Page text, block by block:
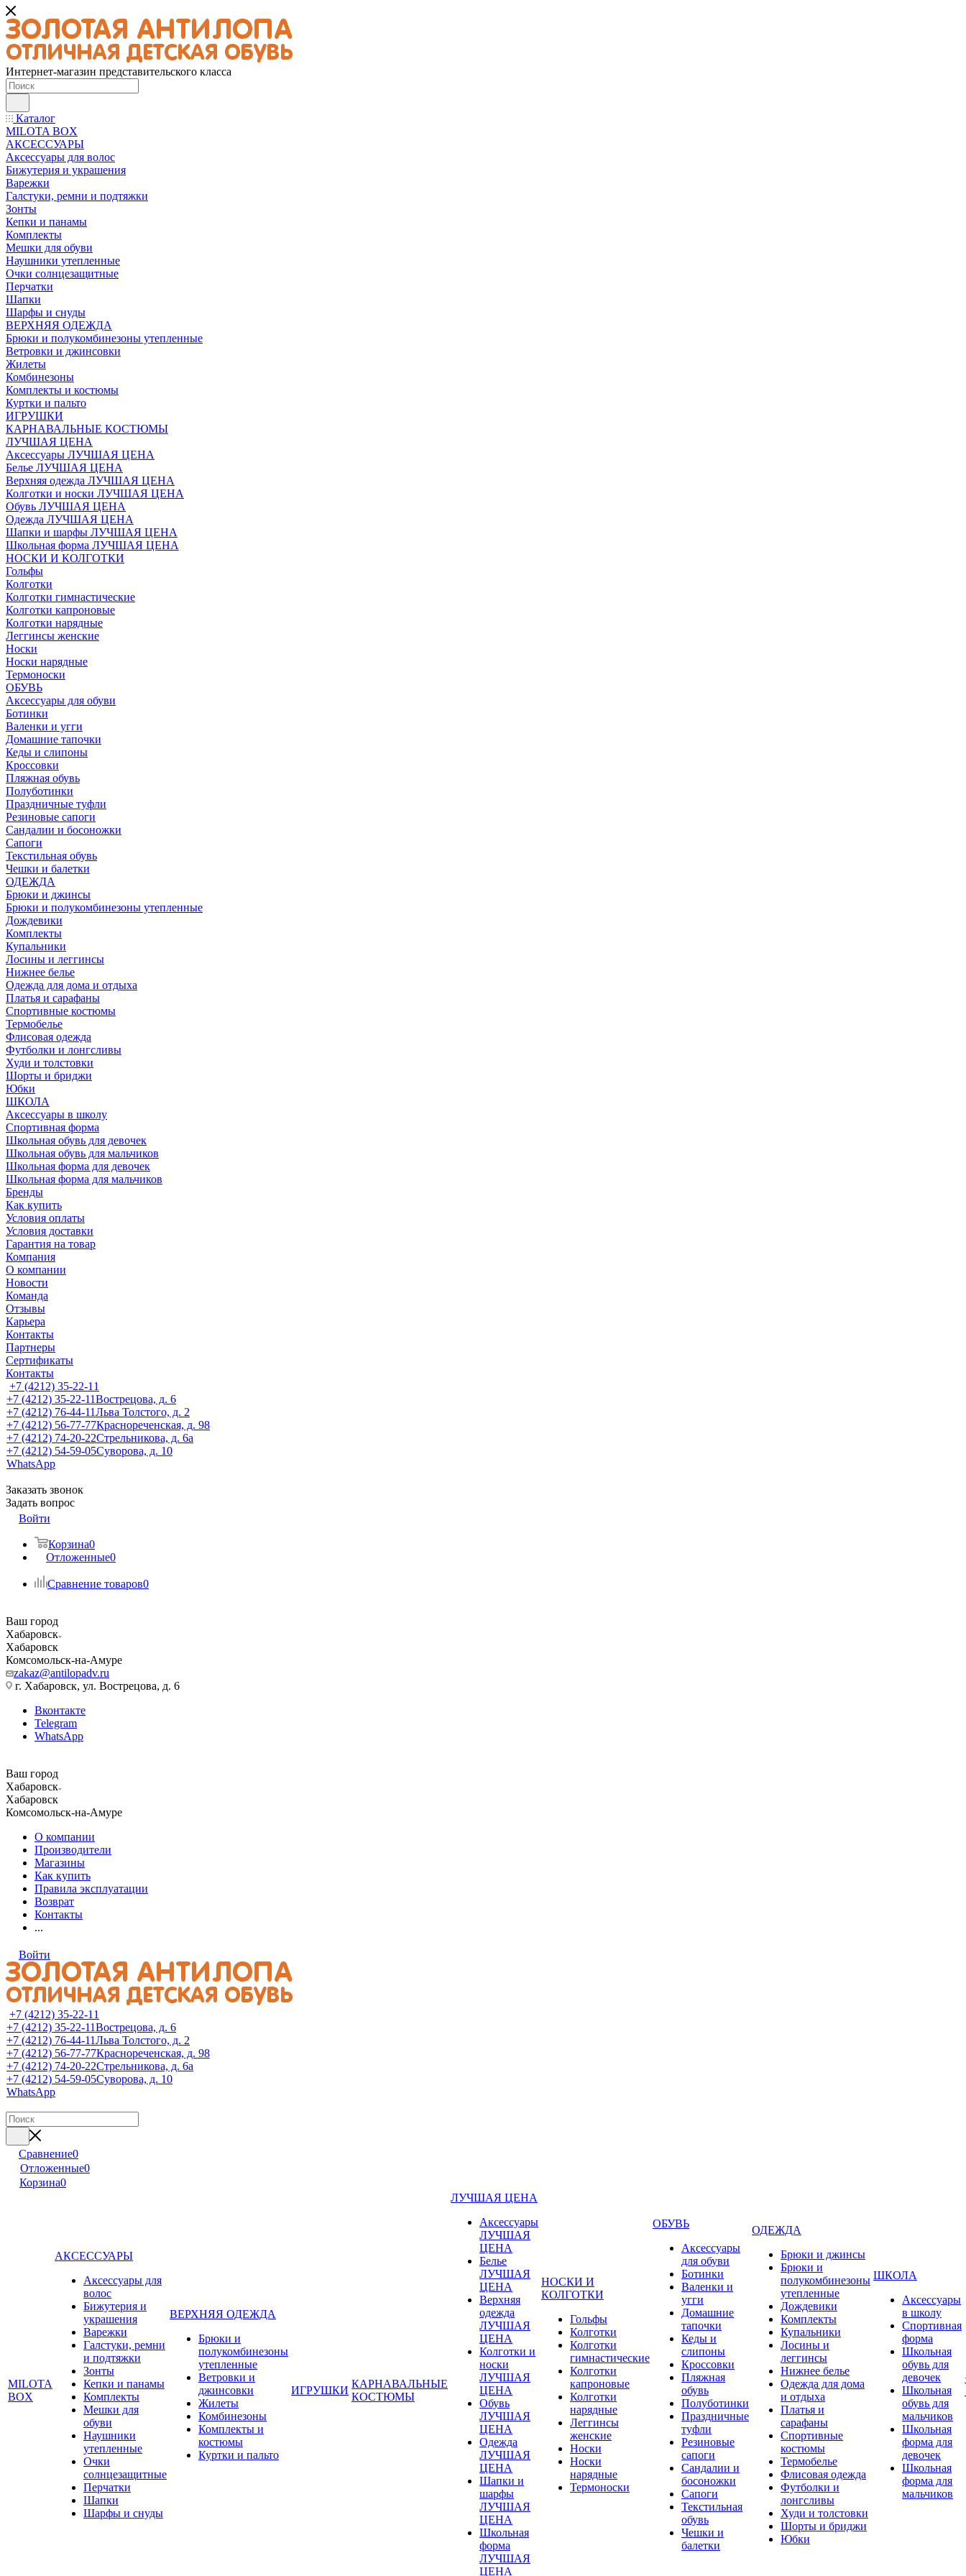
Интернет-магазин представительского класса
Каталог
MILOTA BOX
АКСЕССУАРЫ
Аксессуары для волос
Бижутерия и украшения
Варежки
Галстуки, ремни и подтяжки
Зонты
Кепки и панамы
Комплекты
Мешки для обуви
Наушники утепленные
Очки солнцезащитные
Перчатки
Шапки
Шарфы и снуды
ВЕРХНЯЯ ОДЕЖДА
Брюки и полукомбинезоны утепленные
Ветровки и джинсовки
Жилеты
Комбинезоны
Комплекты и костюмы
Куртки и пальто
ИГРУШКИ
КАРНАВАЛЬНЫЕ КОСТЮМЫ
ЛУЧШАЯ ЦЕНА
Аксессуары ЛУЧШАЯ ЦЕНА
Белье ЛУЧШАЯ ЦЕНА
Верхняя одежда ЛУЧШАЯ ЦЕНА
Колготки и носки ЛУЧШАЯ ЦЕНА
Обувь ЛУЧШАЯ ЦЕНА
Одежда ЛУЧШАЯ ЦЕНА
Шапки и шарфы ЛУЧШАЯ ЦЕНА
Школьная форма ЛУЧШАЯ ЦЕНА
НОСКИ И КОЛГОТКИ
Гольфы
Колготки
Колготки гимнастические
Колготки капроновые
Колготки нарядные
Леггинсы женские
Носки
Носки нарядные
Термоноски
ОБУВЬ
Аксессуары для обуви
Ботинки
Валенки и угги
Домашние тапочки
Кеды и слипоны
Кроссовки
Пляжная обувь
Полуботинки
Праздничные туфли
Резиновые сапоги
Сандалии и босоножки
Сапоги
Текстильная обувь
Чешки и балетки
ОДЕЖДА
Брюки и джинсы
Брюки и полукомбинезоны утепленные
Дождевики
Комплекты
Купальники
Лосины и леггинсы
Нижнее белье
Одежда для дома и отдыха
Платья и сарафаны
Спортивные костюмы
Термобелье
Флисовая одежда
Футболки и лонгсливы
Худи и толстовки
Шорты и бриджи
Юбки
ШКОЛА
Аксессуары в школу
Спортивная форма
Школьная обувь для девочек
Школьная обувь для мальчиков
Школьная форма для девочек
Школьная форма для мальчиков
Бренды
Как купить
Условия оплаты
Условия доставки
Гарантия на товар
Компания
О компании
Новости
Команда
Отзывы
Карьера
Контакты
Партнеры
Сертификаты
Контакты
+7 (4212) 35-22-11
+7 (4212) 35-22-11Вострецова, д. 6
+7 (4212) 76-44-11Льва Толстого, д. 2
+7 (4212) 56-77-77Краснореченская, д. 98
+7 (4212) 74-20-22Стрельникова, д. 6а
+7 (4212) 54-59-05Суворова, д. 10
WhatsApp
Заказать звонок
Задать вопрос
Войти
Корзина0
Отложенные0
Сравнение товаров0
Ваш город
Хабаровск
Хабаровск
Комсомольск-на-Амуре
zakaz@antilopadv.ru
г. Хабаровск, ул. Вострецова, д. 6
Вконтакте
Telegram
WhatsApp
Ваш город
Хабаровск
Хабаровск
Комсомольск-на-Амуре
О компании
Производители
Магазины
Как купить
Правила эксплуатации
Возврат
Контакты
...
Войти
+7 (4212) 35-22-11
+7 (4212) 35-22-11Вострецова, д. 6
+7 (4212) 76-44-11Льва Толстого, д. 2
+7 (4212) 56-77-77Краснореченская, д. 98
+7 (4212) 74-20-22Стрельникова, д. 6а
+7 (4212) 54-59-05Суворова, д. 10
WhatsApp
Сравнение0
Отложенные0
Корзина0
MILOTA
BOX
АКСЕССУАРЫ
Аксессуары для
волос
Бижутерия и
украшения
Варежки
Галстуки, ремни
и подтяжки
Зонты
Кепки и панамы
Комплекты
Мешки для
обуви
Наушники
утепленные
Очки
солнцезащитные
Перчатки
Шапки
Шарфы и снуды
ВЕРХНЯЯ ОДЕЖДА
Брюки и
полукомбинезоны
утепленные
Ветровки и
джинсовки
Жилеты
Комбинезоны
Комплекты и
костюмы
Куртки и пальто
ИГРУШКИ
КАРНАВАЛЬНЫЕ
КОСТЮМЫ
ЛУЧШАЯ ЦЕНА
Аксессуары
ЛУЧШАЯ
ЦЕНА
Белье
ЛУЧШАЯ
ЦЕНА
Верхняя
одежда
ЛУЧШАЯ
ЦЕНА
Колготки и
носки
ЛУЧШАЯ
ЦЕНА
Обувь
ЛУЧШАЯ
ЦЕНА
Одежда
ЛУЧШАЯ
ЦЕНА
Шапки и
шарфы
ЛУЧШАЯ
ЦЕНА
Школьная
форма
ЛУЧШАЯ
ЦЕНА
НОСКИ И
КОЛГОТКИ
Гольфы
Колготки
Колготки
гимнастические
Колготки
капроновые
Колготки
нарядные
Леггинсы
женские
Носки
Носки
нарядные
Термоноски
ОБУВЬ
Аксессуары
для обуви
Ботинки
Валенки и
угги
Домашние
тапочки
Кеды и
слипоны
Кроссовки
Пляжная
обувь
Полуботинки
Праздничные
туфли
Резиновые
сапоги
Сандалии и
босоножки
Сапоги
Текстильная
обувь
Чешки и
балетки
ОДЕЖДА
Брюки и джинсы
Брюки и
полукомбинезоны
утепленные
Дождевики
Комплекты
Купальники
Лосины и
леггинсы
Нижнее белье
Одежда для дома
и отдыха
Платья и
сарафаны
Спортивные
костюмы
Термобелье
Флисовая одежда
Футболки и
лонгсливы
Худи и толстовки
Шорты и бриджи
Юбки
ШКОЛА
Аксессуары
в школу
Спортивная
форма
Школьная
обувь для
девочек
Школьная
обувь для
мальчиков
Школьная
форма для
девочек
Школьная
форма для
мальчиков